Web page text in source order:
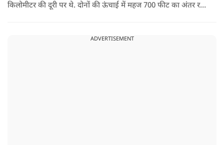
किलोमीटर की दूरी पर थे. दोनों की ऊंचाई में महज 700 फीट का अंतर रह
ADVERTISEMENT